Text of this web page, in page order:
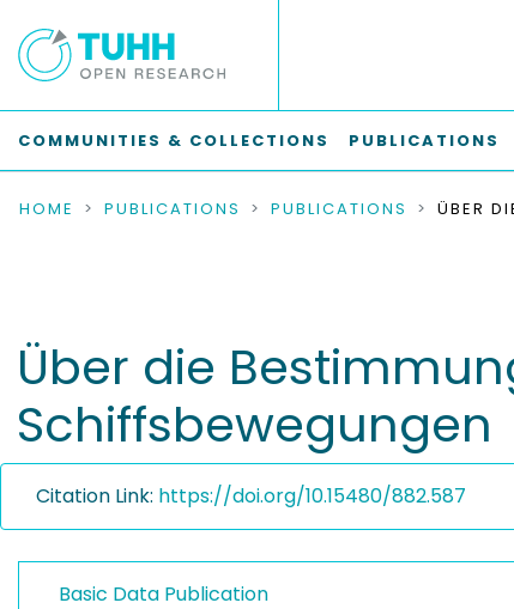
COMMUNITIES & COLLECTIONS PUBLICATIONS
HOME PUBLICATIONS PUBLICATIONS
Über die
Schiffsbewegungen
Citation Link: https://doi.org/10.15480/882.587
Basic Data Publication